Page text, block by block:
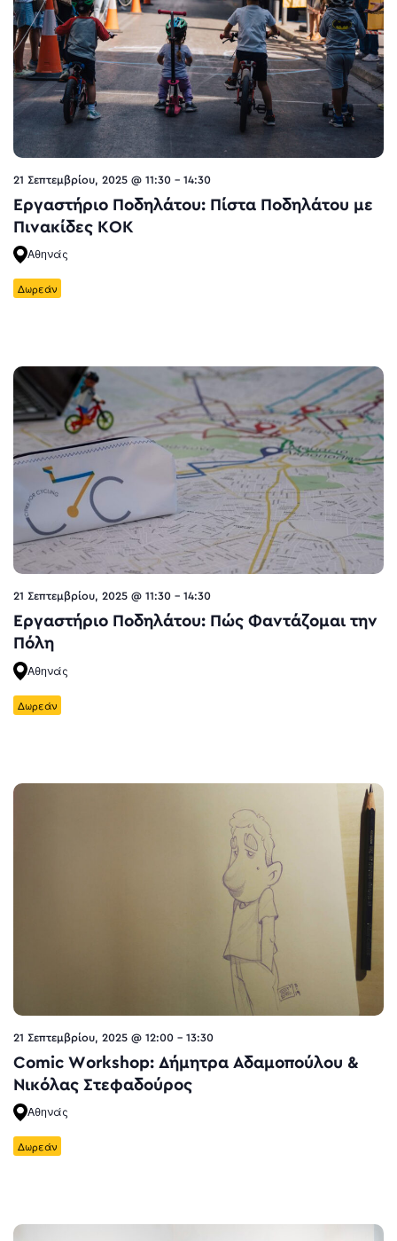
21 Σεπτεμβρίου, 2025 @ 11:30 - 14:30
Εργαστήριο Ποδηλάτου: Πίστα Ποδηλάτου με
Πινακίδες ΚΟΚ
Αθηνάς
Δωρεάν
21 Σεπτεμβρίου, 2025 @ 11:30 - 14:30
Εργαστήριο Ποδηλάτου: Πώς Φαντάζομαι την
Πόλη
Αθηνάς
Δωρεάν
21 Σεπτεμβρίου, 2025 @ 12:00 - 13:30
Comic Workshop: Δήμητρα Αδαμοπούλου &
Νικόλας Στεφαδούρος
Αθηνάς
Δωρεάν